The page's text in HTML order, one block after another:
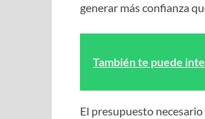
generar más confianza
También te puede
El presupuesto necesario